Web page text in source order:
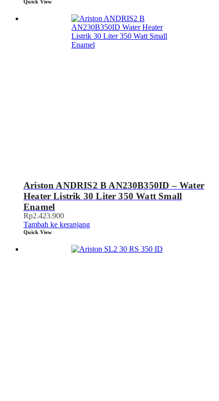
Quick View
Ariston ANDRIS2 B AN230B350ID – Water
Heater Listrik 30 Liter 350 Watt Small
Enamel
Rp2.423.900
Tambah ke keranjang
Quick View